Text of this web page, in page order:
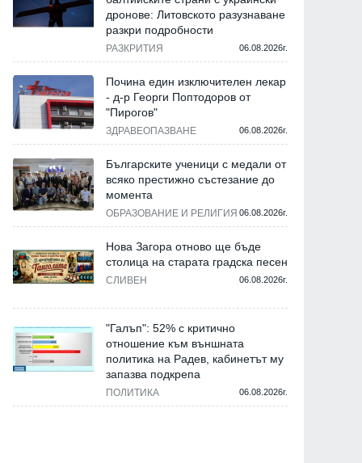
дронове: Литовското разузнаване
разкри подробности
РАЗКРИТИЯ 06.08.2026г.
Почина един изключителен лекар
- д-р Георги Поптодоров от
"Пирогов"
ЗДРАВЕОПАЗВАНЕ 06.08.2026г.
Българските ученици с медали от
всяко престижно състезание до
момента
ОБРАЗОВАНИЕ И РЕЛИГИЯ 06.08.2026г.
Нова Загора отново ще бъде
столица на старата градска песен
СЛИВЕН 06.08.2026г.
"Галъп": 52% с критично
отношение към външната
политика на Радев, кабинетът му
запазва подкрепа
ПОЛИТИКА 06.08.2026г.